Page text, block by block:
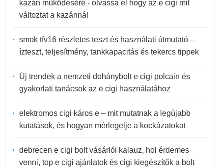
kazán működésére - olvassa el hogy az e cigi mit
változtat a kazánnál
smok tfv16 részletes teszt és használati útmutató –
ízteszt, teljesítmény, tankkapacitás és tekercs tippek
Új trendek a nemzeti dohánybolt e cigi polcain és
gyakorlati tanácsok az e cigi használatához
elektromos cigi káros e – mit mutatnak a legújabb
kutatások, és hogyan mérlegelje a kockázatokat
debrecen e cigi bolt vásárlói kalauz, hol érdemes
venni, top e cigi ajánlatok és cigi kiegészítők a bolt